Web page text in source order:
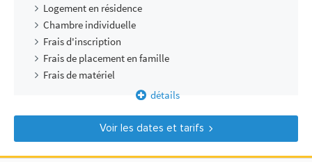
Logement en résidence
Chambre individuelle
Frais d'inscription
Frais de placement en famille
Frais de matériel
détails
Voir les dates et tarifs